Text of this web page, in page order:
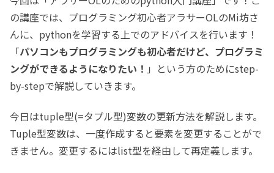
の講座では、プログラミング初心者アラサーOLのMi坊さ
んに、pythonを学習する上でのアドバイスを行います！
「パソコンもプログラミングも初心者だけど、プログラミ
ングができるようになりたい！ 」という方のためにstep-
by-stepで解説していきます。
今日はtuple型(=タプル型)変数の更新方法を解説します。
Tuple型変数は、一度作成すると要素を変更することがで
きません。変更するにはlist型を経由して再定義します。